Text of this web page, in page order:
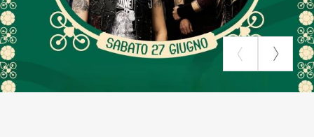
Ore 17:30 - 18:00
Concerto duo Lunaria arpa e violino
Piazza San Pietro Martire